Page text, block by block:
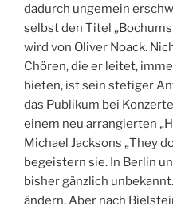
dadurch ungemein
selbst den Titel
wird von Oliver Noack.
Chören, die er leitet,
bieten, ist sein stetiger
das Publikum bei
einem neu arrangierten
Michael Jacksons „They
begeistern sie. In Berlin
bisher gänzlich
ändern. Aber nach